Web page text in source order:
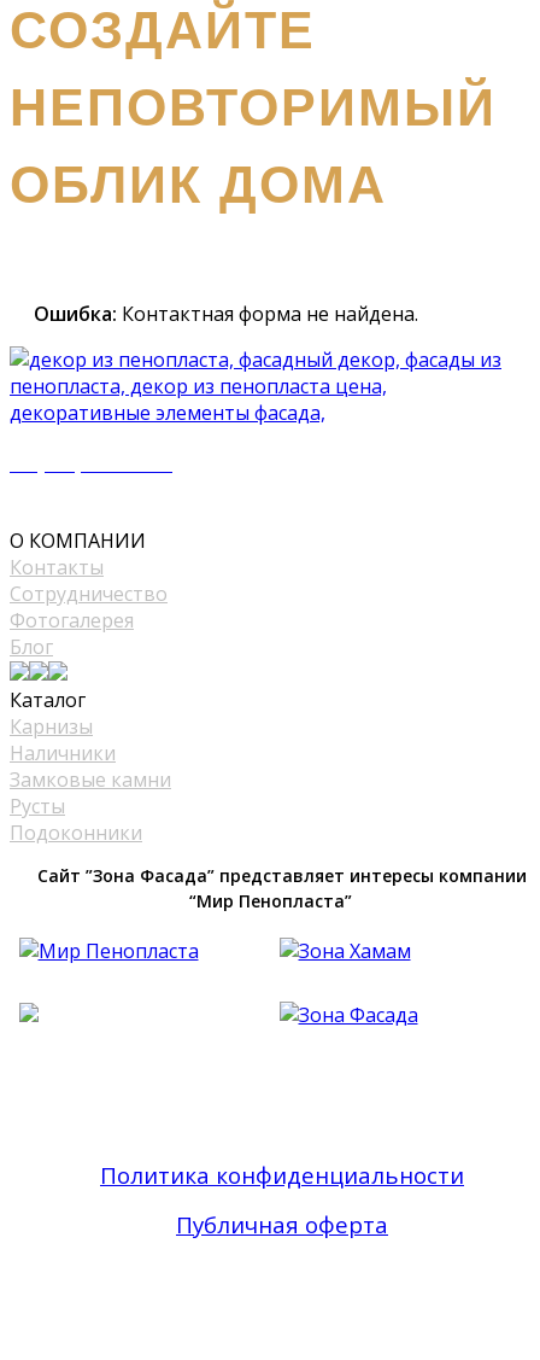
СОЗДАЙТЕ
НЕПОВТОРИМЫЙ
ОБЛИК ДОМА
Ошибка: Контактная форма не найдена.
О КОМПАНИИ
Контакты
Сотрудничество
Фотогалерея
Блог
Каталог
Карнизы
Наличники
Замковые камни
Русты
Подоконники
Сайт ”Зона Фасада” представляет интересы компании
“Мир Пенопласта”
Политика конфиденциальности
Публичная оферта